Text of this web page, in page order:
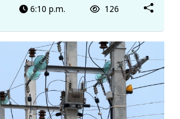
6:10 p.m. 126